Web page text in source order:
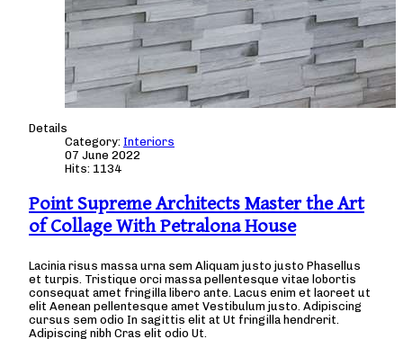
Details
Category: Interiors
07 June 2022
Hits: 1134
Point Supreme Architects Master the Art
of Collage With Petralona House
Lacinia risus massa urna sem Aliquam justo justo Phasellus
et turpis. Tristique orci massa pellentesque vitae lobortis
consequat amet fringilla libero ante. Lacus enim et laoreet ut
elit Aenean pellentesque amet Vestibulum justo. Adipiscing
cursus sem odio In sagittis elit at Ut fringilla hendrerit.
Adipiscing nibh Cras elit odio Ut.